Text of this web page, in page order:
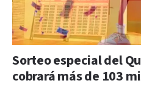
Sorteo especial del
cobrará más de 103